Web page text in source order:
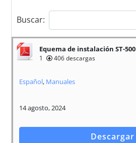
Buscar:
Equema de instalación ST-500
1 406 descargas
Español, Manuales
14 agosto, 2024
Descargar